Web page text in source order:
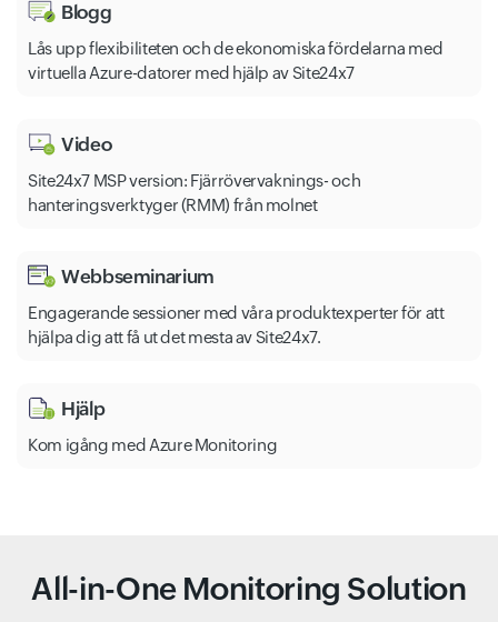
Machine Learning-Studio-Workspaces
Machine Learning-Studio-Web-Service-Plans
Language
App Service-Domains Notification Hubs
CDN Profiles
Blogg
Lås upp flexibiliteten och de ekonomiska fördelarna med
virtuella Azure-datorer med hjälp av Site24x7
Video
Site24x7 MSP version: Fjärrövervaknings- och
hanteringsverktyger (RMM) från molnet
Webbseminarium
Engagerande sessioner med våra produktexperter för att
hjälpa dig att få ut det mesta av Site24x7.
Hjälp
Kom igång med Azure Monitoring
All-in-One Monitoring Solution